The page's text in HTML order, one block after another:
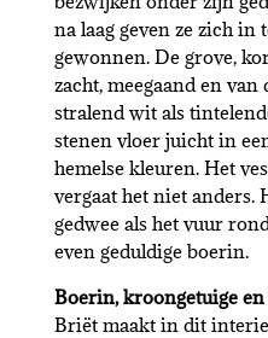
na laag geven ze zich
gewonnen. De grove,
zacht, meegaand en
stralend wit als
stenen vloer juicht in
hemelse kleuren. Het
vergaat het niet
gedwee als het vuur
even geduldige boerin.
Boerin, kroongetuige
Briët maakt in dit